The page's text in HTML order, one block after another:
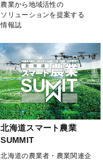
農業から地域活性の
ソリューションを提案する
情報誌
北海道スマート農業
SUMMIT
北海道の農業者・農業関連企